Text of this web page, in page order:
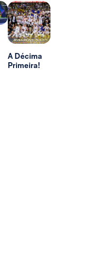
A Décima
Primeira!